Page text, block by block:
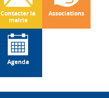
Contacter la
mairie
Associations
Agenda